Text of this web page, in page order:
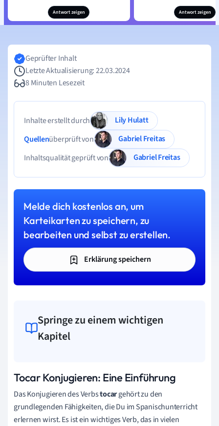
Antwort zeigen Antwort zeigen
Geprüfter Inhalt
Letzte Aktualisierung: 22.03.2024
8 Minuten Lesezeit
Inhalte erstellt durch
Lily Hulatt
Quellenüberprüft von
Gabriel Freitas
Inhaltsqualität geprüft von
Gabriel Freitas
Melde dich kostenlos an, um
Karteikarten zu speichern, zu
bearbeiten und selbst zu erstellen.
Erklärung speichern
Springe zu einem wichtigen
Kapitel
Tocar Konjugieren: Eine Einführung
Das Konjugieren des Verbstocargehört zu den
grundlegenden Fähigkeiten, die Du im Spanischunterricht
erlernen wirst. Es ist ein wichtiges Verb, das in vielen